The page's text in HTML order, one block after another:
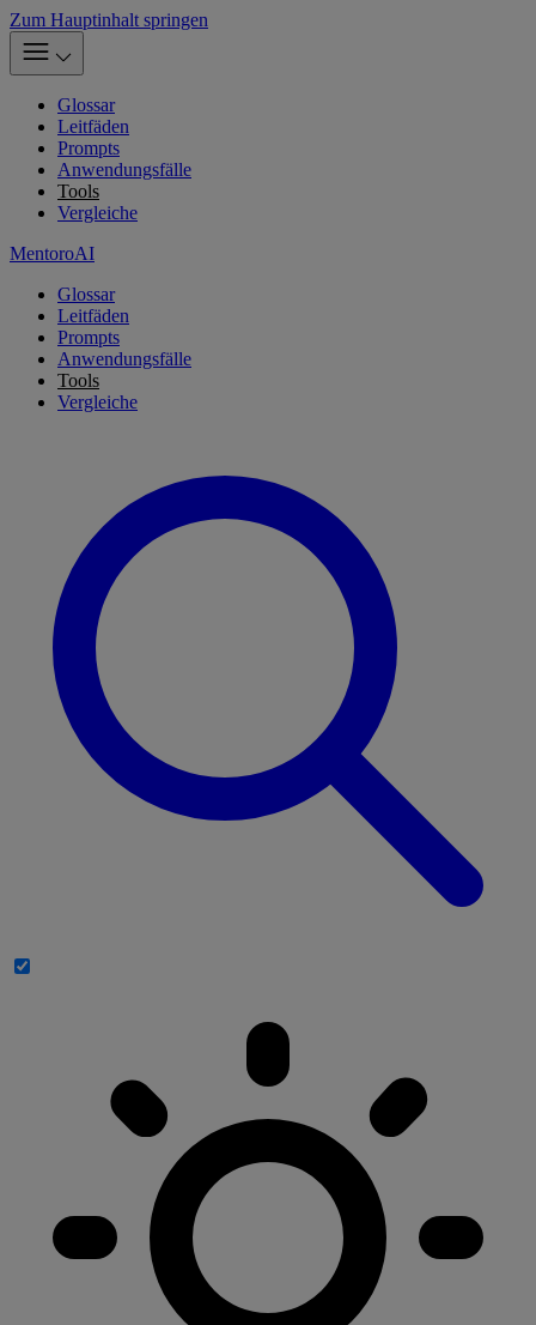
Zum Hauptinhalt springen
Glossar
Leitfäden
Prompts
Anwendungsfälle
Tools
Vergleiche
MentoroAI
Glossar
Leitfäden
Prompts
Anwendungsfälle
Tools
Vergleiche